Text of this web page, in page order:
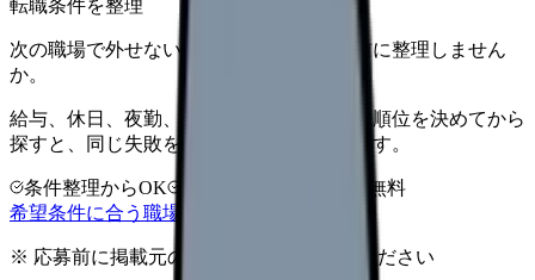
転職条件を整理
次の職場で外せない条件を、求人を見る前に整理しません
か。
給与、休日、夜勤、通勤、人間関係。優先順位を決めてから
探すと、同じ失敗を繰り返しにくくなります。
条件整理からOK
完全無料
希望条件に合う職場を相談する
※ 応募前に掲載元の最新情報を確認してください